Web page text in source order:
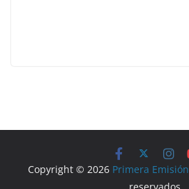
Copyright © 2026 Primera Emisión